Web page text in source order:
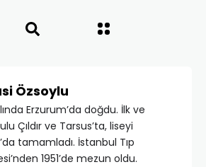
Özsoylu
Erzurum’da doğdu. İlk ve
Çıldır ve Tarsus’ta, liseyi
tamamladı. İstanbul Tıp
1951’de mezun oldu.